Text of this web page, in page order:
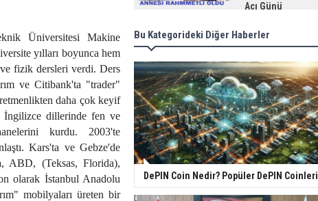
Üniversitesi Makine
yılları boyunca hem
fizik dersleri verdi. Ders
ve Citibank'ta "trader"
daha çok keyif
İngilizce dillerinde fen ve
kurdu. 2003'te
Kars'ta ve Gebze'de
ABD, (Teksas, Florida),
olarak İstanbul Anadolu
mobilyaları üreten bir
Acı Günü
Bu Kategorideki Diğer Haberler
DePIN Coin Nedir? Popüler DePIN Coinleri